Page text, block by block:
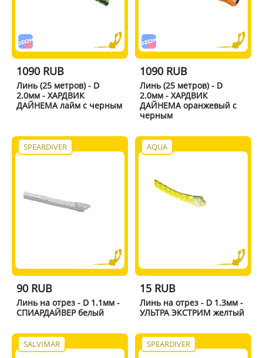
1090 RUB
Линь (25 метров) - D
2.0мм - ХАРДВИК
ДАЙНЕМА лайм с черным
1090 RUB
Линь (25 метров) - D
2.0мм - ХАРДВИК
ДАЙНЕМА оранжевый с
черным
SPEARDIVER
90 RUB
Линь на отрез - D 1.1мм -
СПИАРДАЙВЕР белый
AQUA
15 RUB
Линь на отрез - D 1.3мм -
УЛЬТРА ЭКСТРИМ желтый
SALVIMAR SPEARDIVER